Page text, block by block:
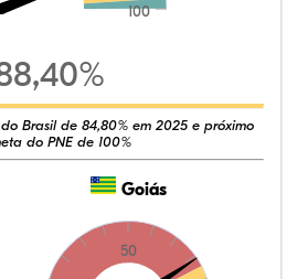
100
Brasil de 84,80% em 2025 e próximo
do PNE de 100%
Goiás
50